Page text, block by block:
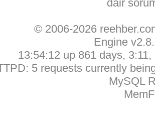
dair
© 2006-2026
Engine
13:54:12 up 861 days,
5 requests currently
MySQL